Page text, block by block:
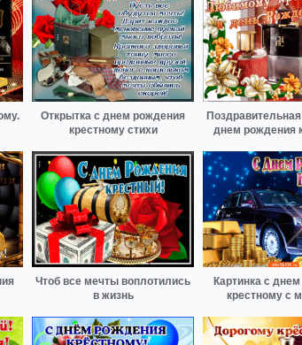
Открытка с днем рождения
крестному стихи
днем рождения
Чтоб все мечты воплотились
в жизнь
Картинка с
крестному с